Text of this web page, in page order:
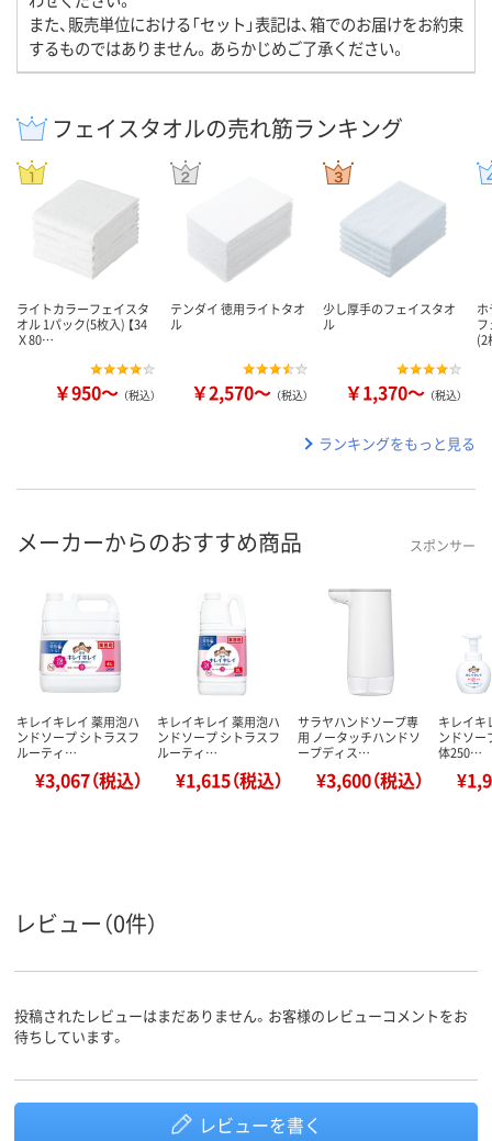
また、販売単位における「セット」表記は、箱でのお届けをお約束
するものではありません。あらかじめご了承ください。
フェイスタオルの売れ筋ランキング
ライトカラーフェイスタ
オル 1パック(5枚入) 【34
Ｘ80…
￥950～ （税込）
テンダイ 徳用ライトタオ
ル
￥2,570～ （税込）
少し厚手のフェイスタオ
ル
￥1,370～ （税込）
(2
ランキングをもっと見る
メーカーからのおすすめ商品 スポンサー
キレイキレイ 薬用泡ハ
ンドソープ シトラスフ
ルーティ…
¥3,067（税込）
キレイキレイ 薬用泡ハ
ンドソープ シトラスフ
ルーティ…
¥1,615（税込）
サラヤハンドソープ専
用 ノータッチハンドソ
ープディス…
¥3,600（税込）
キレイキ
ンドソー
体250…
レビュー（0件）
投稿されたレビューはまだありません。お客様のレビューコメントをお
待ちしています。
レビューを書く